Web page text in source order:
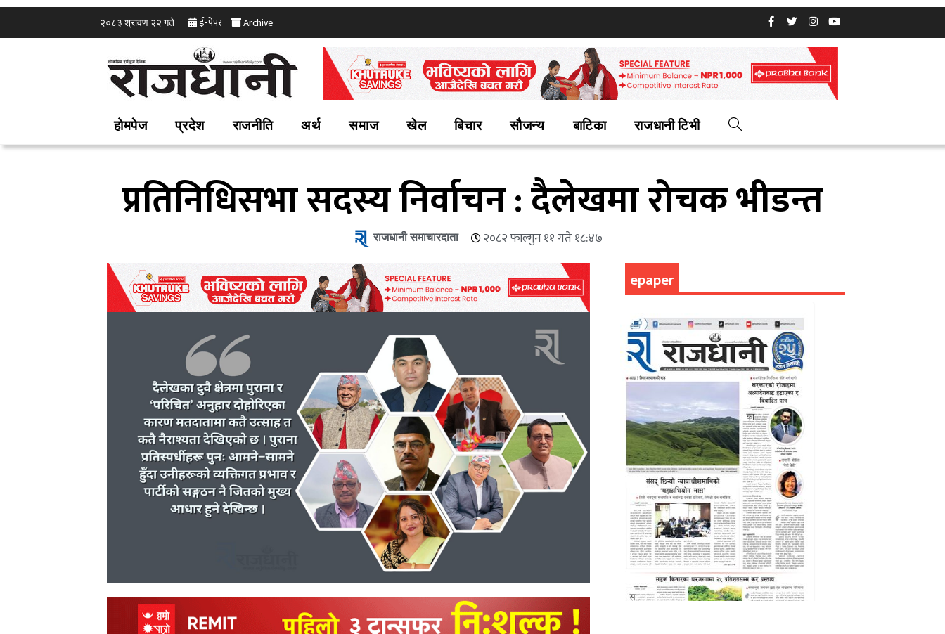
२०८३ श्रावण २२ गते ई-पेपर Archive
होमपेज प्रदेश राजनीति अर्थ समाज खेल बिचार सौजन्य बाटिका राजधानी टिभी
प्रतिनिधिसभा सदस्य निर्वाचन : दैलेखमा रोचक भीडन्त
राजधानी समाचारदाता २०८२ फाल्गुन ११ गते १८:४७
epaper